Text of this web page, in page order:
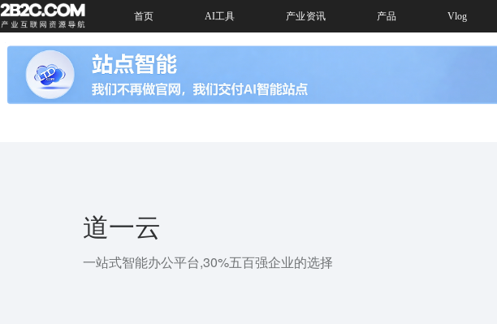
首页 AI工具 产业资讯 产品 Vlog
道一云
一站式智能办公平台,30%五百强企业的选择